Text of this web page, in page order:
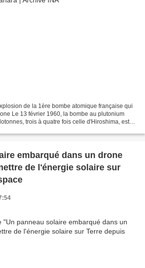
de la 1ère bombe atomique française qui
Le 13 février 1960, la bombe au plutonium
trois à quatre fois celle d'Hiroshima, est
embarqué dans un drone
de l'énergie solaire sur